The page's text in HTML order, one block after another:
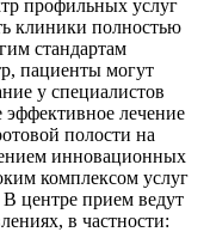
профильных услуг
клиники полностью
стандартам
пациенты могут
у специалистов
лечение
полости на
инновационных
комплексом услуг
В центре прием ведут
в частности: